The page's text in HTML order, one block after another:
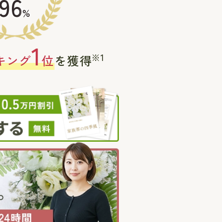
%
ング1位を獲得※1